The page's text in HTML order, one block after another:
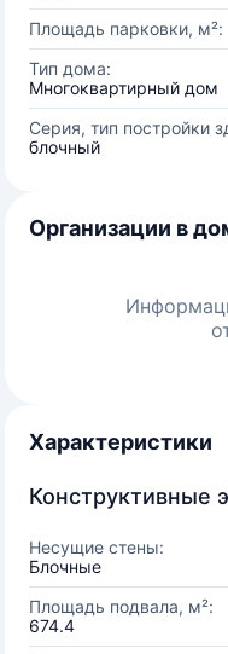
Площадь парковки, м²:
Тип дома:
Многоквартирный дом
Серия, тип постройки
блочный
Организации в
Характеристики
Конструктивные
Несущие стены:
Блочные
Площадь подвала, м²:
674.4